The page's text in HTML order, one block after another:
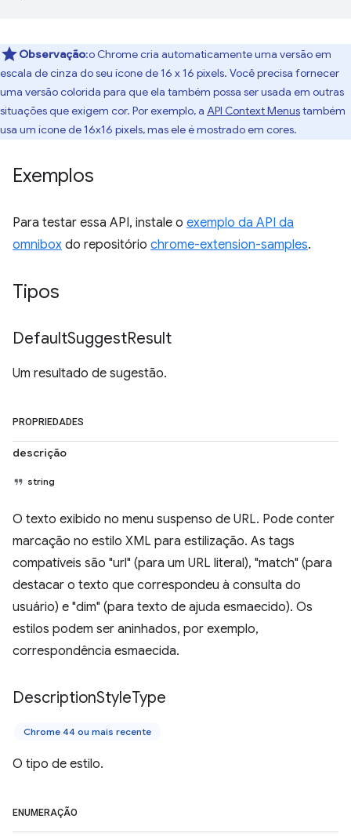
Observação:o Chrome cria automaticamente uma versão em
escala de cinza do seu ícone de 16 x 16 pixels. Você precisa fornecer
uma versão colorida para que ela também possa ser usada em outras
situações que exigem cor. Por exemplo, a API Context Menustambém
usa um ícone de 16x16 pixels, mas ele é mostrado em cores.
Exemplos
Para testar essa API, instale o exemplo da API da
omnibox do repositório chrome-extension-samples.
Tipos
DefaultSuggestResult
Um resultado de sugestão.
PROPRIEDADES
descrição
string
O texto exibido no menu suspenso de URL. Pode conter
marcação no estilo XML para estilização. As tags
compatíveis são "url" (para um URL literal), "match" (para
destacar o texto que correspondeu à consulta do
usuário) e "dim" (para texto de ajuda esmaecido). Os
estilos podem ser aninhados, por exemplo,
correspondência esmaecida.
DescriptionStyleType
Chrome 44 ou mais recente
O tipo de estilo.
ENUMERAÇÃO